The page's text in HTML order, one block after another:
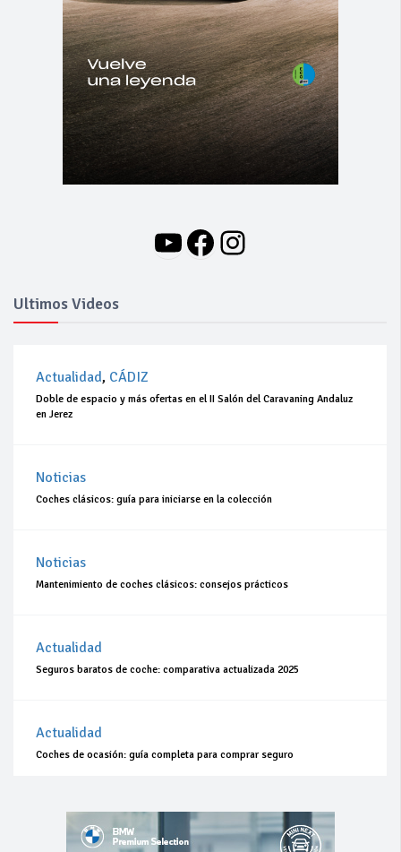
YouTube
Facebook
Instagram
Ultimos Videos
Actualidad, CÁDIZ
Doble de espacio y más ofertas en el II Salón del Caravaning Andaluz
en Jerez
Noticias
Coches clásicos: guía para iniciarse en la colección
Noticias
Mantenimiento de coches clásicos: consejos prácticos
Actualidad
Seguros baratos de coche: comparativa actualizada 2025
Actualidad
Coches de ocasión: guía completa para comprar seguro